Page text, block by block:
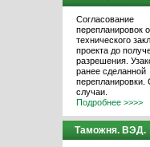
Согласование
перепланировок
технического
проекта до
разрешения.
ранее сделанной
случаи.
Подробнее >>>>
Таможня. ВЭД.